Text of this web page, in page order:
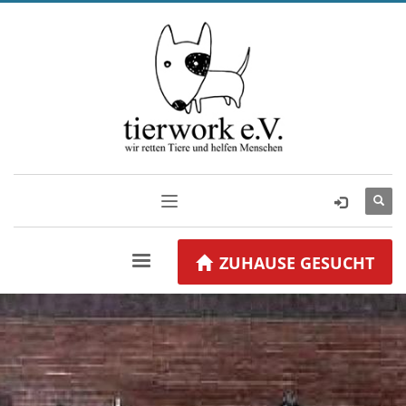
ZUHAUSE GESUCHT